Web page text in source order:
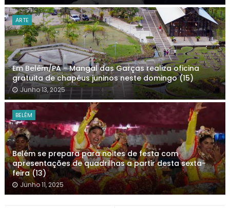
ARTE
Em Belém/PA - Mangal das Garças realiza oficina
gratuita de chapéus juninos neste domingo (15)
Junho 13, 2025
BELÉM
Belém se prepara para noites de festa com
apresentações de quadrilhas a partir desta sexta-
feira (13)
Junho 11, 2025